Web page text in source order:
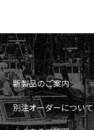
新製品のご案内
別注オーダーについて